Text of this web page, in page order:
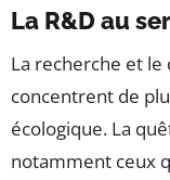
La R&D au
La recherche et
concentrent de
écologique. La
notamment ceux